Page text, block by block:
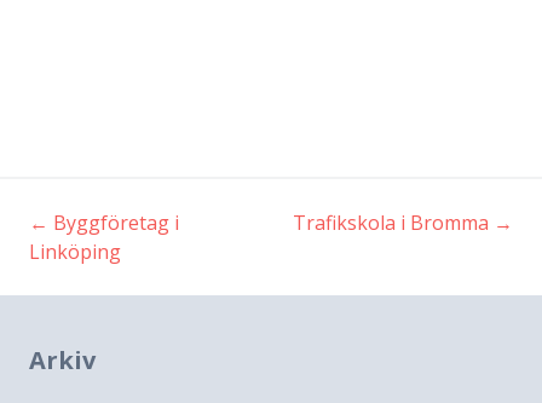
Inläggsnavigering
← Byggföretag i
Linköping
Trafikskola i Bromma →
Arkiv